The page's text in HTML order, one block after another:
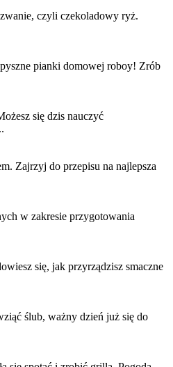
czyli czekoladowy ryż.
pianki domowej roboy! Zrób
się dzis nauczyć
Zajrzyj do przepisu na najlepsza
w zakresie przygotowania
się, jak przyrządzisz smaczne
ślub, ważny dzień już się do